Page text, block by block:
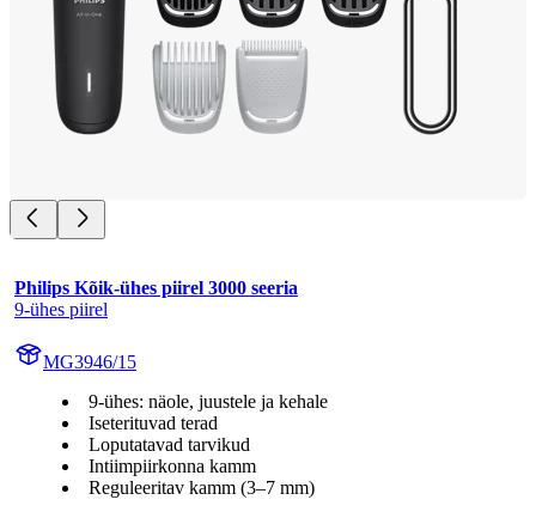
Philips Kõik-ühes piirel 3000 seeria
9-ühes piirel
MG3946/15
9-ühes: näole, juustele ja kehale
Iseterituvad terad
Loputatavad tarvikud
Intiimpiirkonna kamm
Reguleeritav kamm (3–7 mm)